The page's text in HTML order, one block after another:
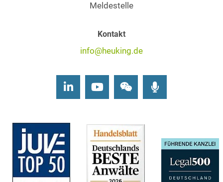
Meldestelle
Kontakt
info@heuking.de
LinkedInYoutubeWechat